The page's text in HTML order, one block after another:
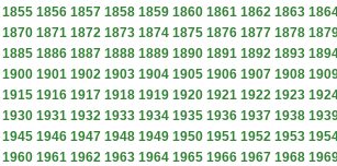
1855 1856 1857 1858 1859 1860 1861 1862 1863
1870 1871 1872 1873 1874 1875 1876 1877 1878
1885 1886 1887 1888 1889 1890 1891 1892 1893
1900 1901 1902 1903 1904 1905 1906 1907 1908
1915 1916 1917 1918 1919 1920 1921 1922 1923
1930 1931 1932 1933 1934 1935 1936 1937 1938
1945 1946 1947 1948 1949 1950 1951 1952 1953
1960 1961 1962 1963 1964 1965 1966 1967 1968